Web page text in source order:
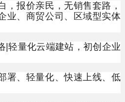
报价亲民，无销售套路，
业、商贸公司、区域型实体
量化云端建站，初创企业
、轻量化、快速上线、低